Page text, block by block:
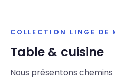
COLLECTION LINGE DE
Table & cuisine
Nous présentons